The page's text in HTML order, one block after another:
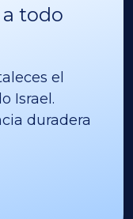
todo
el
Israel.
duradera